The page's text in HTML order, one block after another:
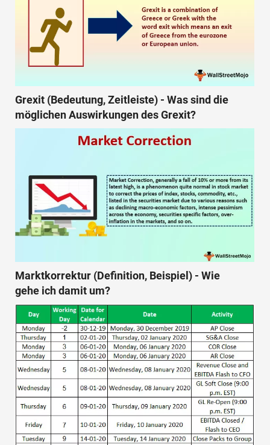
Grexit (Bedeutung, Zeitleiste) - Was sind die
möglichen Auswirkungen des Grexit?
Marktkorrektur (Definition, Beispiel) - Wie
gehe ich damit um?